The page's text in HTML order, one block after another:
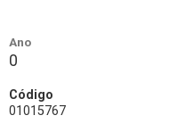
Ano
0
Código
01015767